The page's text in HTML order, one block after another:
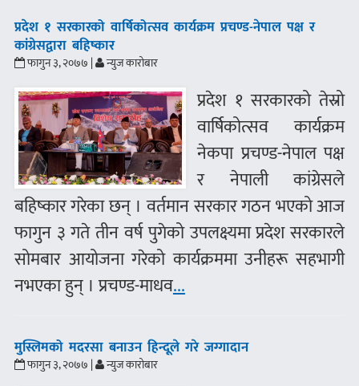
प्रदेश १ सरकारको वार्षिकोत्सव कार्यक्रम प्रचण्ड-नेपाल पक्ष र
कांग्रेसद्वारा बहिष्कार
फागुन ३, २०७७ | न्युज कारोबार
प्रदेश १ सरकारको तेस्रो
वार्षिकोत्सव कार्यक्रम
नेकपा प्रचण्ड-नेपाल पक्ष
र नेपाली कांग्रेसले
बहिष्कार गरेका छन् । वर्तमान सरकार गठन भएको आज
फागुन ३ गते तीन वर्ष पुगेको उपलक्ष्यमा प्रदेश सरकारले
सोमबार आयोजना गरेको कार्यक्रममा उनीहरू सहभागी
नभएका हुन् । प्रचण्ड-माधव...
मुस्लिमको मदरसा बनाउन हिन्दूले गरे जग्गादान
फागुन ३, २०७७ | न्युज कारोबार